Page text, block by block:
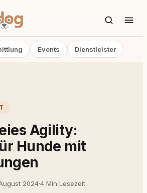
Events Dienstleister
Agility:
Hunde mit
2024·4 Min Lesezeit